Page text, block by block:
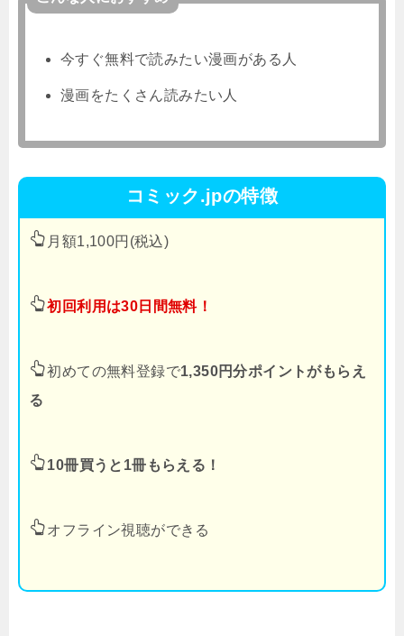
今すぐ無料で読みたい漫画がある人
漫画をたくさん読みたい人
コミック.jpの特徴
月額1,100円(税込)
初回利用は30日間無料！
初めての無料登録で1,350円分ポイントがもらえ
る
10冊買うと1冊もらえる！
オフライン視聴ができる